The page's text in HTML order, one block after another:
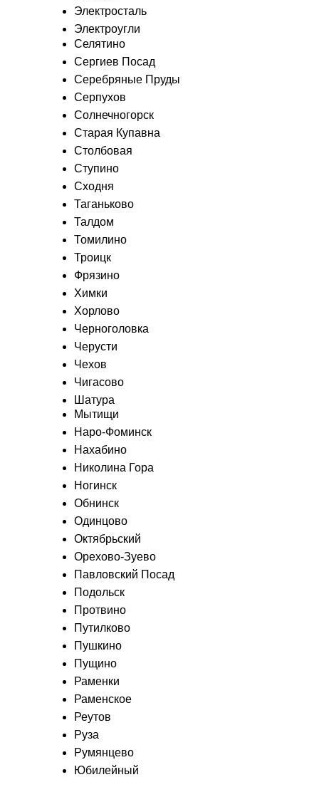
Электросталь
Электроугли
Мытищи
Наро-Фоминск
Нахабино
Николина Гора
Ногинск
Обнинск
Одинцово
Октябрьский
Орехово-Зуево
Павловский Посад
Подольск
Протвино
Путилково
Пушкино
Пущино
Раменки
Раменское
Реутов
Руза
Румянцево
Юбилейный
Селятино
Сергиев Посад
Серебряные Пруды
Серпухов
Солнечногорск
Старая Купавна
Столбовая
Ступино
Сходня
Таганьково
Талдом
Томилино
Троицк
Фрязино
Химки
Хорлово
Черноголовка
Черусти
Чехов
Чигасово
Шатура